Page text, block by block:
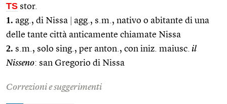
TS stor.
1. agg., di Nissa
agg., s.m., nativo o abitante di una
delle tante città anticamente chiamate Nissa
2. s.m., solo sing., per anton., con iniz. maiusc. il
Nisseno: san Gregorio di Nissa
Correzioni e suggerimenti